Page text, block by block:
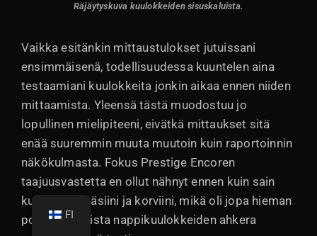
Räjäytyskuva kuulokkeiden sisuskaluista.
Vaikka esitänkin mittaustulokset jutuissani
ensimmäisenä, todellisuudessa kuuntelen aina
testaamiani kuulokkeita jonkin aikaa ennen niiden
mittaamista. Yleensä tästä muodostuu jo
lopullinen mielipiteeni, eivätkä mittaukset sitä
enää suuremmin muuta muutoin kuin raportoinnin
näkökulmasta. Fokus Prestige Encoren
taajuusvastetta en ollut nähnyt ennen kuin sain
kuulokkeet käsiini ja korviini, mikä oli jopa hieman
poikkeuksellista nappikuulokkeiden ahkera
FI